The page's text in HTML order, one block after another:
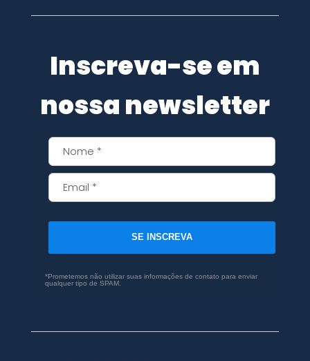
Inscreva-se em
nossa newsletter
SE INSCREVA
*Prometemos não utilizar suas informações de contato para enviar
qualquer tipo de SPAM.